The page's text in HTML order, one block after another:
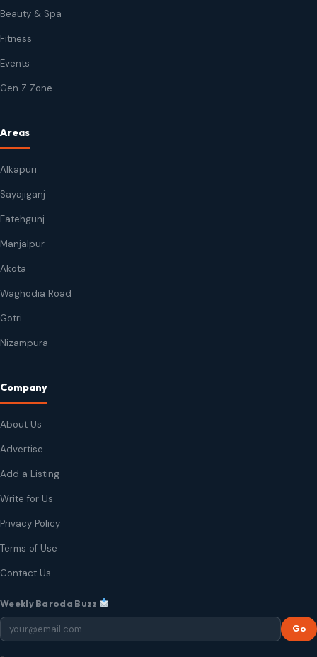
Beauty & Spa
Fitness
Events
Gen Z Zone
Areas
Alkapuri
Sayajiganj
Fatehgunj
Manjalpur
Akota
Waghodia Road
Gotri
Nizampura
Company
About Us
Advertise
Add a Listing
Write for Us
Privacy Policy
Terms of Use
Contact Us
Weekly Baroda Buzz
Go